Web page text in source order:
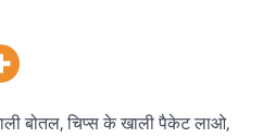
बोतल, चिप्स के खाली पैकेट लाओ,